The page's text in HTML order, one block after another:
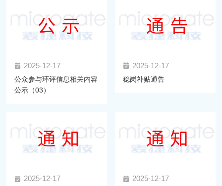
2025-12-17
公众参与环评信息相关内容
公示（03）
2025-12-17
稳岗补贴通告
2025-12-17 2025-12-17